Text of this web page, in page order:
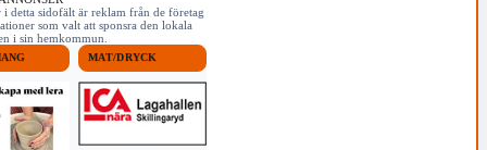
i detta sidofält är reklam från de företag
som valt att sponsra den lokala
i sin hemkommun.
MAT/DRYCK